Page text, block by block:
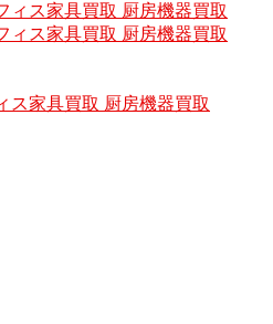
ィス家具買取 厨房機器買取
ィス家具買取 厨房機器買取
ス家具買取 厨房機器買取